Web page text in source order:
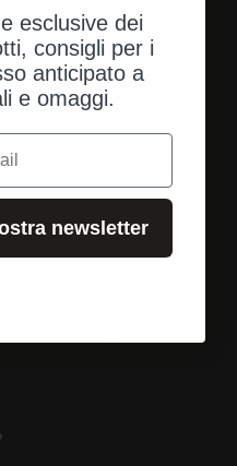
esclusive dei
consigli per i
anticipato a
e omaggi.
newsletter